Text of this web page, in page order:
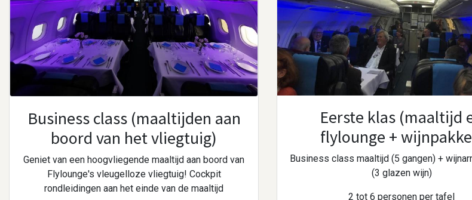
Business class (maaltijden aan
boord van het vliegtuig)
Geniet van een hoogvliegende maaltijd aan boord van
Flylounge's vleugelloze vliegtuig! Cockpit
rondleidingen aan het einde van de maaltijd
Eerste klas (maaltijd
flylounge +
Business class maaltijd (5 gangen) +
(3 glazen wijn)
2 tot 6 personen per tafel